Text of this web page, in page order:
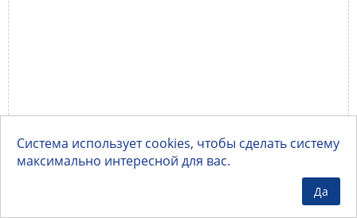
Система использует cookies, чтобы сделать систему
максимально интересной для вас.
Да